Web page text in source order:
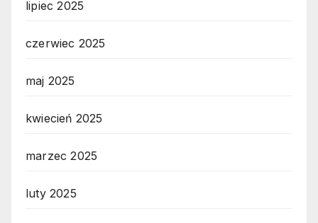
lipiec 2025
czerwiec 2025
maj 2025
kwiecień 2025
marzec 2025
luty 2025